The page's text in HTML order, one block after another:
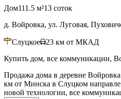
Дом111.5 м²13 соток
д. Войровка, ул. Луговая,
Слуцкое 23 км от МКАД
Купить дом, все коммуникации,
Продажа дома в деревне
км от Минска в Слуцком
новой технологии, все